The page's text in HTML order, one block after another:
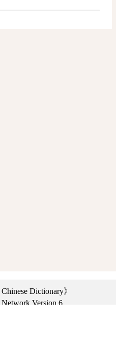
Dictionary》
Version 6